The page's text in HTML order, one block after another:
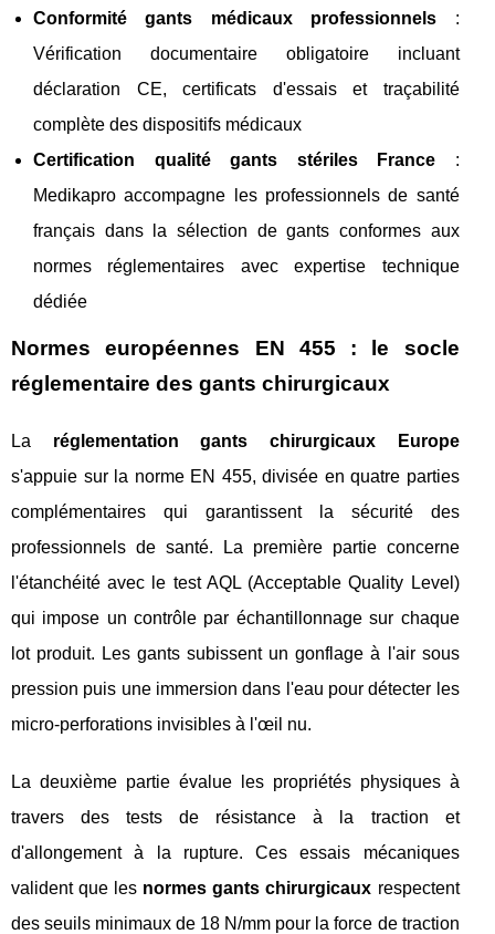
Conformité gants médicaux professionnels :
Vérification documentaire obligatoire incluant
déclaration CE, certificats d'essais et traçabilité
complète des dispositifs médicaux
Certification qualité gants stériles France :
Medikapro accompagne les professionnels de santé
français dans la sélection de gants conformes aux
normes réglementaires avec expertise technique
dédiée
Normes européennes EN 455 : le socle
réglementaire des gants chirurgicaux
La réglementation gants chirurgicaux Europe
s'appuie sur la norme EN 455, divisée en quatre parties
complémentaires qui garantissent la sécurité des
professionnels de santé. La première partie concerne
l'étanchéité avec le test AQL (Acceptable Quality Level)
qui impose un contrôle par échantillonnage sur chaque
lot produit. Les gants subissent un gonflage à l'air sous
pression puis une immersion dans l'eau pour détecter les
micro-perforations invisibles à l'œil nu.
La deuxième partie évalue les propriétés physiques à
travers des tests de résistance à la traction et
d'allongement à la rupture. Ces essais mécaniques
valident que les normes gants chirurgicaux respectent
des seuils minimaux de 18 N/mm pour la force de traction